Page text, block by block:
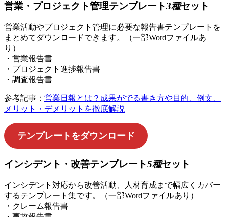
営業・プロジェクト管理テンプレート3種セット
営業活動やプロジェクト管理に必要な報告書テンプレートを
まとめてダウンロードできます。（一部Wordファイルあ
り）
・営業報告書
・プロジェクト進捗報告書
・調査報告書
参考記事： 営業日報とは？成果がでる書き方や目的、例文、
メリット・デメリットを徹底解説
テンプレートをダウンロード
インシデント・改善テンプレート5種セット
インシデント対応から改善活動、人材育成まで幅広くカバー
するテンプレート集です。（一部Wordファイルあり）
・クレーム報告書